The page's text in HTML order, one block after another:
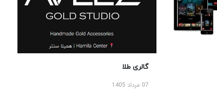
گالری طلا
07 مرداد 1405